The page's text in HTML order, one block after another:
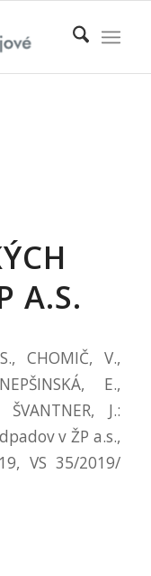
A.S.
CHOMIČ, V.,
E.,
J.:
v ŽP a.s.,
VS 35/2019/